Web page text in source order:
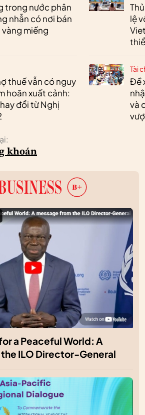
trong nước phân
nhẫn có nơi bán
miếng
thuế vẫn có nguy
hoãn xuất cảnh:
đổi từ Nghị
lệ
Tài
Đề
và
khoán
a Peaceful World: A
ILO Director-General